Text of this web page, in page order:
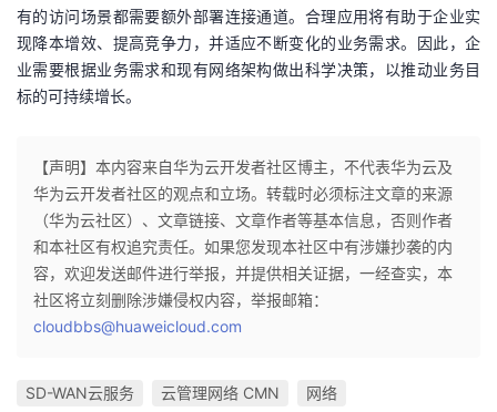
有的访问场景都需要额外部署连接通道。合理应用将有助于企业实
现降本增效、提高竞争力，并适应不断变化的业务需求。因此，企
业需要根据业务需求和现有网络架构做出科学决策，以推动业务目
标的可持续增长。
【声明】本内容来自华为云开发者社区博主，不代表华为云及
华为云开发者社区的观点和立场。转载时必须标注文章的来源
（华为云社区）、文章链接、文章作者等基本信息，否则作者
和本社区有权追究责任。如果您发现本社区中有涉嫌抄袭的内
容，欢迎发送邮件进行举报，并提供相关证据，一经查实，本
社区将立刻删除涉嫌侵权内容，举报邮箱：
cloudbbs@huaweicloud.com
SD-WAN云服务 云管理网络 CMN
网络